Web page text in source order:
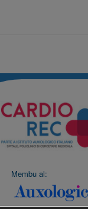
Membu al: